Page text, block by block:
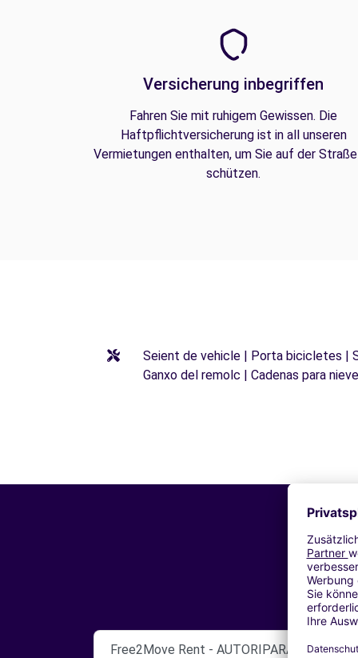
Versicherung inbegriffen
Fahren Sie mit ruhigem Gewissen. Die
Haftpflichtversicherung ist in all unseren
Vermietungen enthalten, um Sie auf der
schützen.
Seient de vehicle | Porta bicicletes |
Ganxo del remolc | Cadenas para nieve
Free2Move Rent - AUTORIPARAZIONI